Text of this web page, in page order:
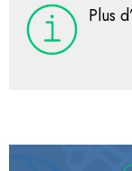
Plus